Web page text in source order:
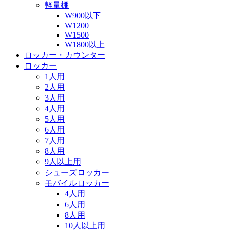
軽量棚
W900以下
W1200
W1500
W1800以上
ロッカー・カウンター
ロッカー
1人用
2人用
3人用
4人用
5人用
6人用
7人用
8人用
9人以上用
シューズロッカー
モバイルロッカー
4人用
6人用
8人用
10人以上用